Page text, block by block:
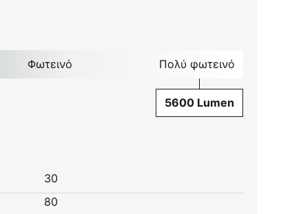
Φωτεινό Πολύ φωτεινό
5600 Lumen
30
80